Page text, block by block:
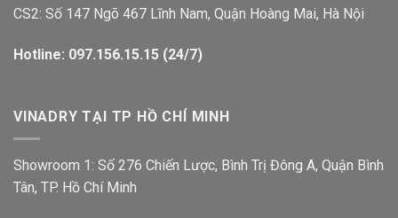
CS2: Số 147 Ngõ 467 Lĩnh Nam, Quận Hoàng Mai, Hà Nội
Hotline: 097.156.15.15 (24/7)
VINADRY TẠI TP HỒ CHÍ MINH
Showroom 1: Số 276 Chiến Lược, Bình Trị Đông A, Quận Bình
Tân, TP. Hồ Chí Minh